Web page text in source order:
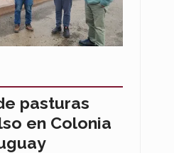
pasturas
en Colonia